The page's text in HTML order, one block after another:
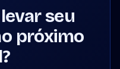
seu
próximo